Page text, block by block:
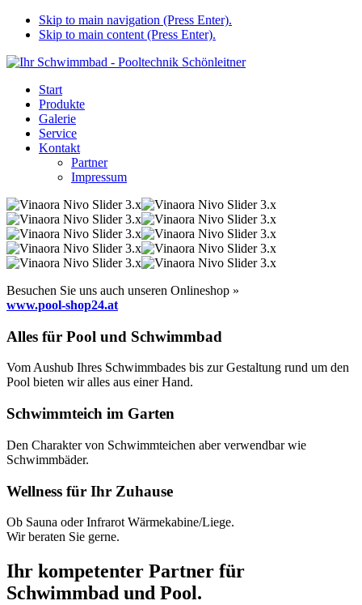
Skip to main navigation (Press Enter).
Skip to main content (Press Enter).
Start
Produkte
Galerie
Service
Kontakt
Partner
Impressum
Besuchen Sie uns auch unseren Onlineshop »
www.pool-shop24.at
Alles für Pool und Schwimmbad
Vom Aushub Ihres Schwimmbades bis zur Gestaltung rund um den
Pool bieten wir alles aus einer Hand.
Schwimmteich im Garten
Den Charakter von Schwimmteichen aber verwendbar wie
Schwimmbäder.
Wellness für Ihr Zuhause
Ob Sauna oder Infrarot Wärmekabine/Liege.
Wir beraten Sie gerne.
Ihr kompetenter Partner für
Schwimmbad und Pool.